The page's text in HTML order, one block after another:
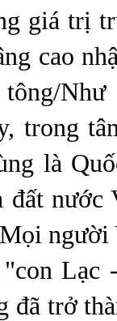
giá trị
cao
trong
là
đất
Lạc
đã trở